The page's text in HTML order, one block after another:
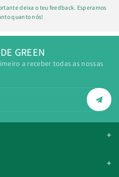
deixa o teu feedback. Esperamos
quanto nós!
GREEN
a receber todas as nossas